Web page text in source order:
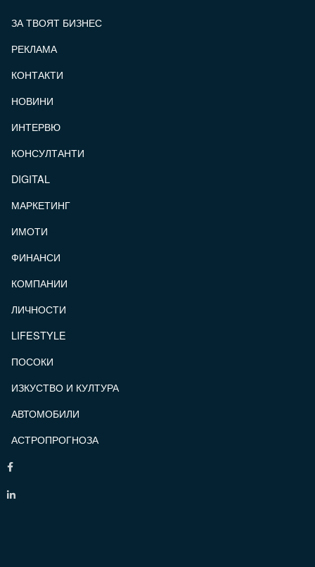
ЗА ТВОЯТ БИЗНЕС
РЕКЛАМА
КОНТАКТИ
НОВИНИ
ИНТЕРВЮ
КОНСУЛТАНТИ
DIGITAL
МАРКЕТИНГ
ИМОТИ
ФИНАНСИ
КОМПАНИИ
ЛИЧНОСТИ
LIFESTYLE
ПОСОКИ
ИЗКУСТВО И КУЛТУРА
АВТОМОБИЛИ
АСТРОПРОГНОЗА